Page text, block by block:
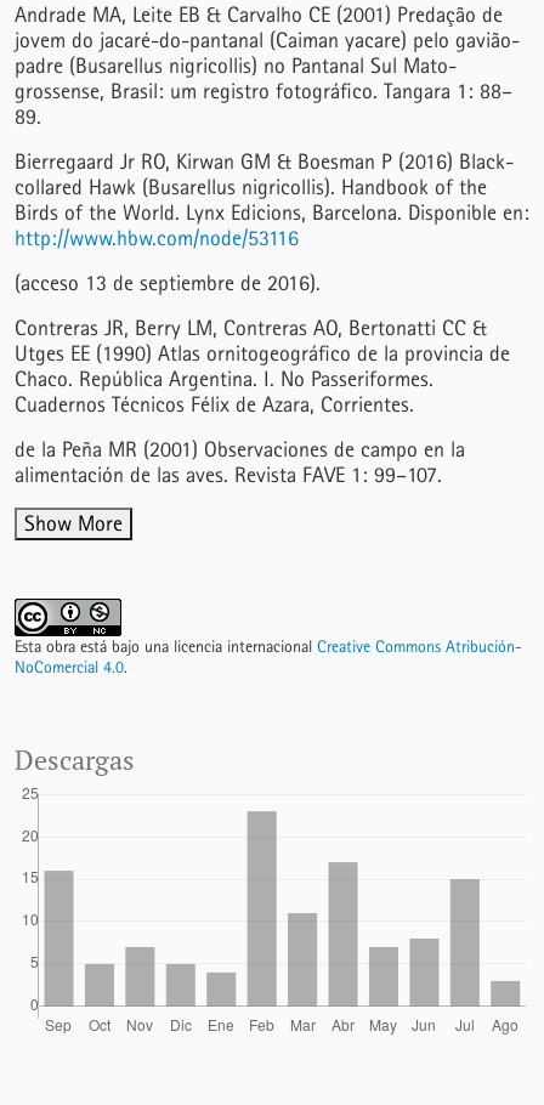
Andrade MA, Leite EB & Carvalho CE (2001) Predação de
jovem do jacaré-do-pantanal (Caiman yacare) pelo gavião-
padre (Busarellus nigricollis) no Pantanal Sul Mato-
grossense, Brasil: um registro fotográfico. Tangara 1: 88–
89.
Bierregaard Jr RO, Kirwan GM & Boesman P (2016) Black-
collared Hawk (Busarellus nigricollis). Handbook of the
Birds of the World. Lynx Edicions, Barcelona. Disponible en:
http://www.hbw.com/node/53116
(acceso 13 de septiembre de 2016).
Contreras JR, Berry LM, Contreras AO, Bertonatti CC &
Utges EE (1990) Atlas ornitogeográfico de la provincia de
Chaco. República Argentina. I. No Passeriformes.
Cuadernos Técnicos Félix de Azara, Corrientes.
de la Peña MR (2001) Observaciones de campo en la
alimentación de las aves. Revista FAVE 1: 99–107.
Show More
Esta obra está bajo una licencia internacional Creative Commons Atribución-
NoComercial 4.0.
Descargas